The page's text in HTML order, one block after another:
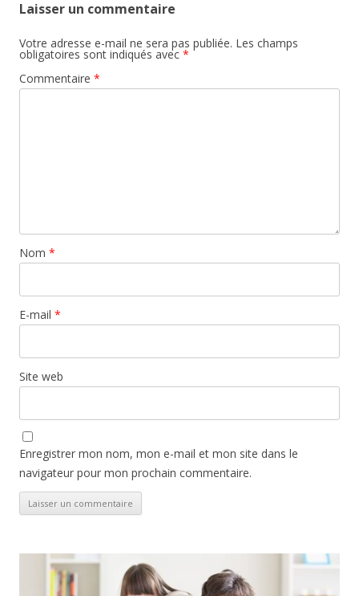
Laisser un commentaire
Votre adresse e-mail ne sera pas publiée. Les champs
obligatoires sont indiqués avec *
Commentaire *
Nom *
E-mail *
Site web
Enregistrer mon nom, mon e-mail et mon site dans le
navigateur pour mon prochain commentaire.